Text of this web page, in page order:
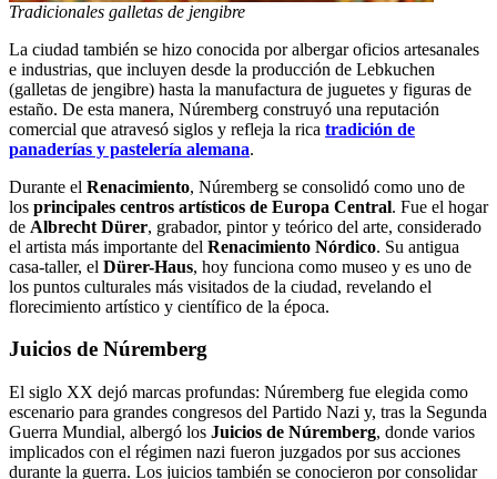
Tradicionales galletas de jengibre
La ciudad también se hizo conocida por albergar oficios artesanales
e industrias, que incluyen desde la producción de Lebkuchen
(galletas de jengibre) hasta la manufactura de juguetes y figuras de
estaño. De esta manera, Núremberg construyó una reputación
comercial que atravesó siglos y refleja la rica tradición de
panaderías y pastelería alemana.
Durante el Renacimiento, Núremberg se consolidó como uno de
los principales centros artísticos de Europa Central. Fue el hogar
de Albrecht Dürer, grabador, pintor y teórico del arte, considerado
el artista más importante del Renacimiento Nórdico. Su antigua
casa-taller, el Dürer-Haus, hoy funciona como museo y es uno de
los puntos culturales más visitados de la ciudad, revelando el
florecimiento artístico y científico de la época.
Juicios de Núremberg
El siglo XX dejó marcas profundas: Núremberg fue elegida como
escenario para grandes congresos del Partido Nazi y, tras la Segunda
Guerra Mundial, albergó los Juicios de Núremberg, donde varios
implicados con el régimen nazi fueron juzgados por sus acciones
durante la guerra. Los juicios también se conocieron por consolidar